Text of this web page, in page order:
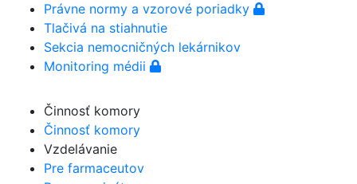
Právne normy a vzorové poriadky
Tlačivá na stiahnutie
Sekcia nemocničných lekárnikov
Monitoring médii
Činnosť komory
Činnosť komory
Vzdelávanie
Pre farmaceutov